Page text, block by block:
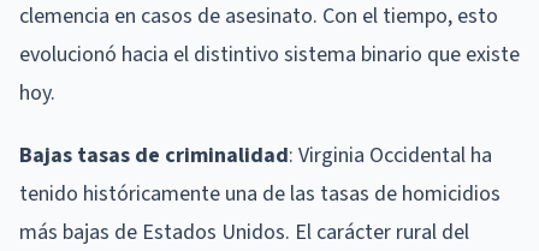
clemencia en casos de asesinato. Con el tiempo, esto
evolucionó hacia el distintivo sistema binario que existe
hoy.
Bajas tasas de criminalidad: Virginia Occidental ha
tenido históricamente una de las tasas de homicidios
más bajas de Estados Unidos. El carácter rural del